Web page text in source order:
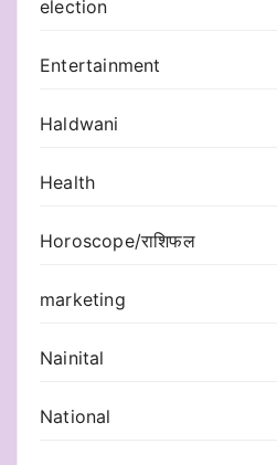
election
Entertainment
Haldwani
Health
Horoscope/राशिफल
marketing
Nainital
National